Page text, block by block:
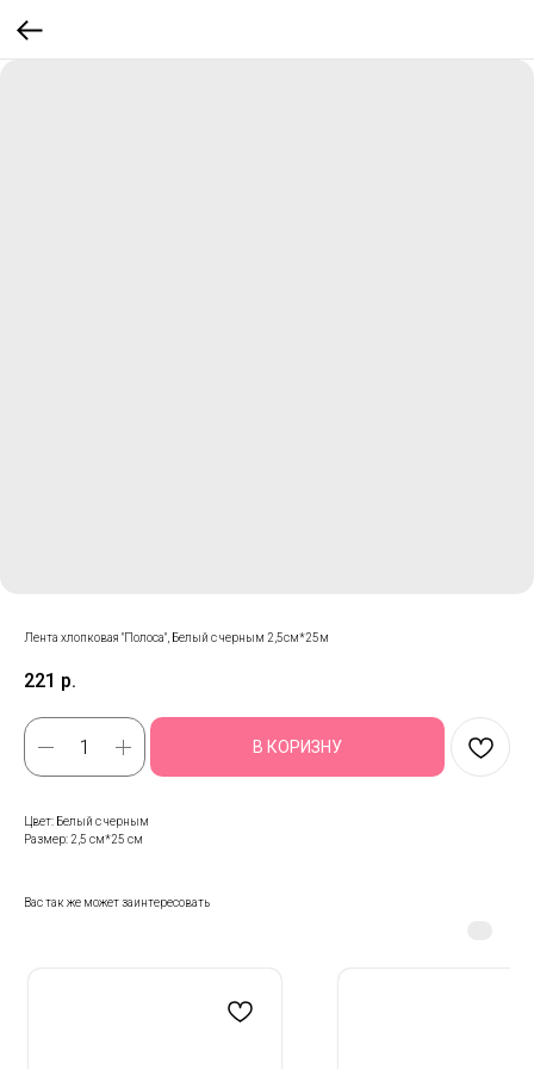
Лента хлопковая "Полоса", Белый с черным 2,5см*25м
221 р.
В КОРИЗНУ
Цвет: Белый с черным
Размер: 2,5 см*25 см
Вас так же может заинтересовать